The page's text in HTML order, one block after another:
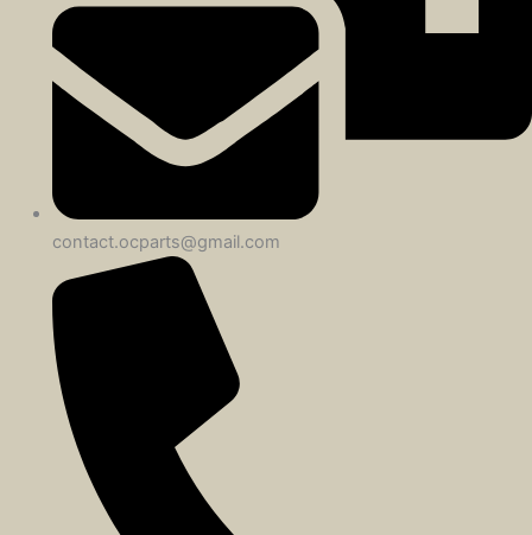
contact.ocparts@gmail.com